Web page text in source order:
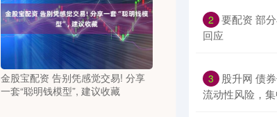
金股宝配资 告别凭感觉交易! 分享
一套“聪明钱模型”, 建议收藏
2 要配资 部
回应
3
股升网 债
流动性风险，